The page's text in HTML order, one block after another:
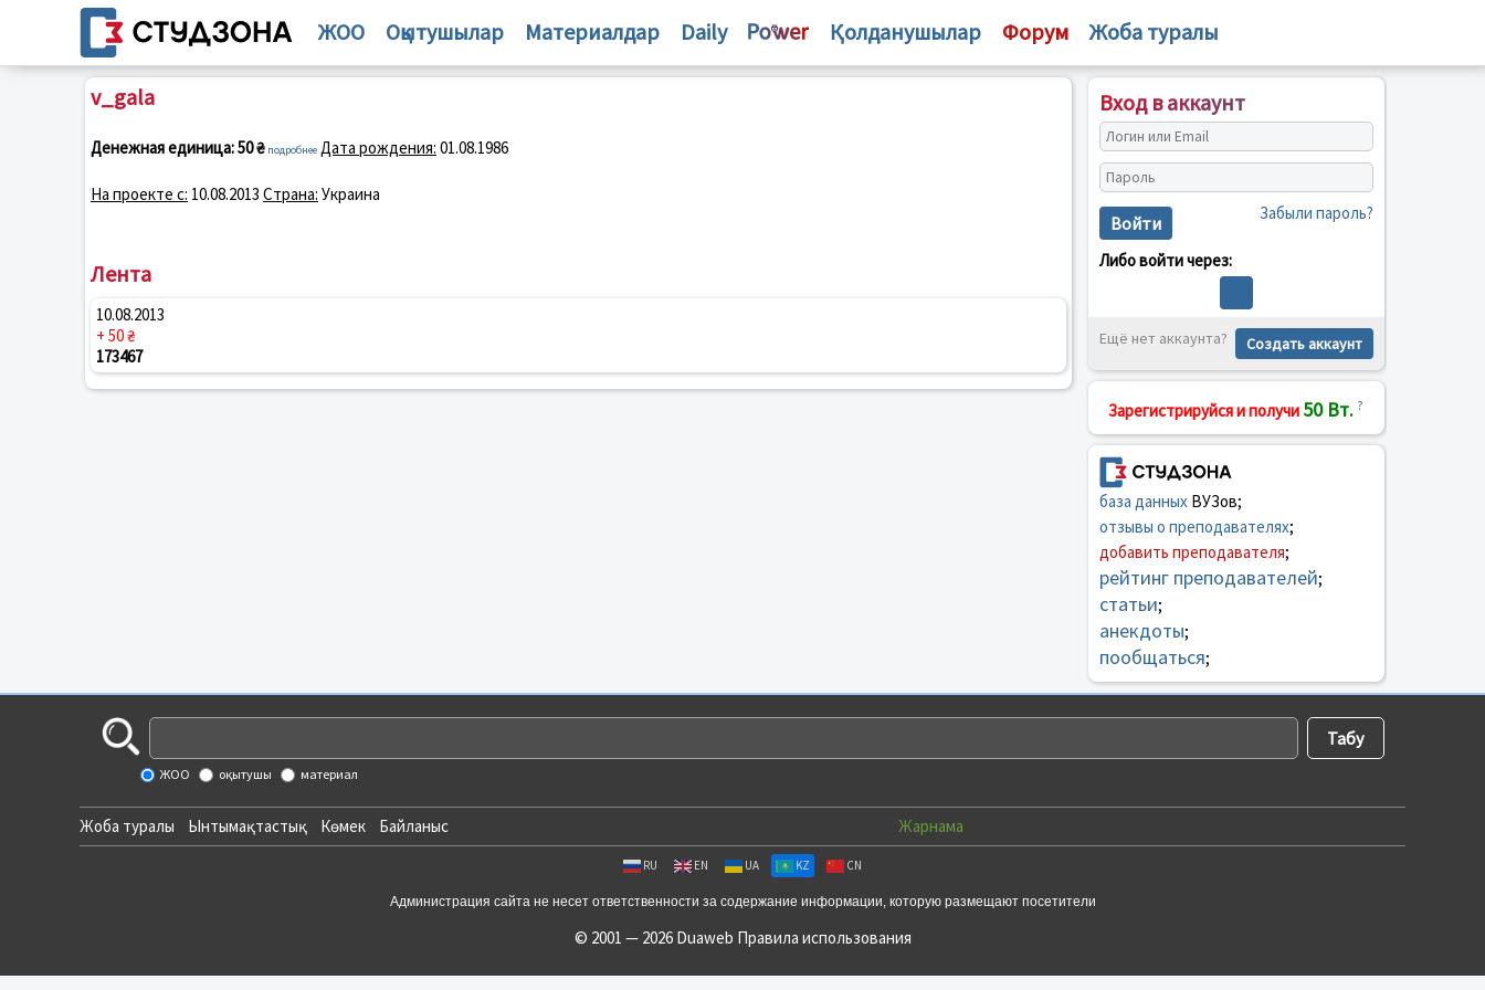
ЖОО Оқытушылар Материалдар Daily Қолданушылар Форум Жоба туралы
v_gala
Денежная единица:50 ₴ подробнее Дата рождения: 01.08.1986
На проекте с: 10.08.2013 Страна: Украина
Лента
10.08.2013
+ 50 ₴
173467
Вход в аккаунт
Войти Забыли пароль?
Либо войти через:
Ещё нет аккаунта? Создать аккаунт
Зарегистрируйся и получи 50 Вт. ?
база данныхВУЗов;
отзывы о преподавателях;
добавить преподавателя;
рейтинг преподавателей;
статьи;
анекдоты;
пообщаться;
ЖОО оқытушы материал
Жоба туралы Ынтымақтастық Көмек Байланыс Жарнама
RU EN UA KZ CN
Администрация сайта не несет ответственности за содержание информации, которую размещают посетители
© 2001 — 2026 Duaweb Правила использования